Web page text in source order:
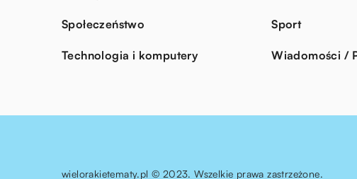
Społeczeństwo Sport
Technologia i komputery Wiadomości /
wielorakietematy.pl © 2023. Wszelkie prawa zastrzeżone.